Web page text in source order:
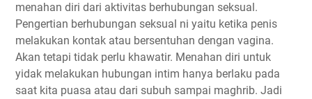
menahan diri dari aktivitas berhubungan seksual.
Pengertian berhubungan seksual ni yaitu ketika penis
melakukan kontak atau bersentuhan dengan vagina.
Akan tetapi tidak perlu khawatir. Menahan diri untuk
yidak melakukan hubungan intim hanya berlaku pada
saat kita puasa atau dari subuh sampai maghrib. Jadi